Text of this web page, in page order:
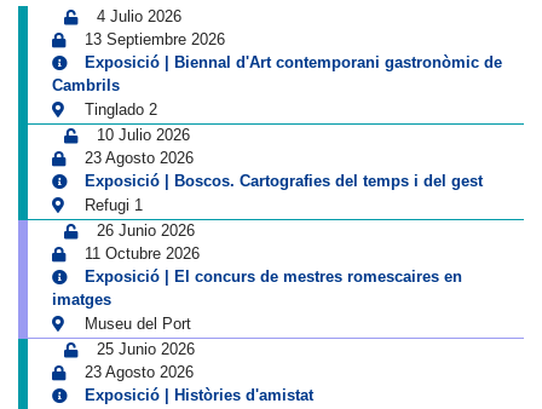
4 Julio 2026
13 Septiembre 2026
Exposició | Biennal d'Art contemporani gastronòmic de
Cambrils
Tinglado 2
10 Julio 2026
23 Agosto 2026
Exposició | Boscos. Cartografies del temps i del gest
Refugi 1
26 Junio 2026
11 Octubre 2026
Exposició | El concurs de mestres romescaires en
imatges
Museu del Port
25 Junio 2026
23 Agosto 2026
Exposició | Històries d'amistat